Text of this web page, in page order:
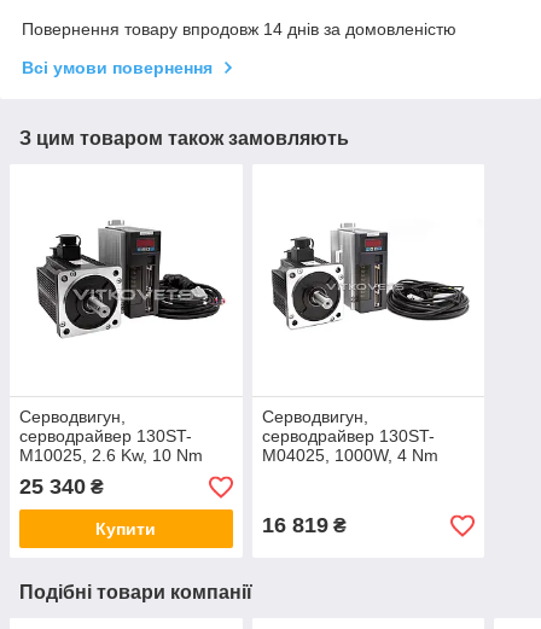
Повернення товару впродовж 14 днів за домовленістю
Всі умови повернення
З цим товаром також замовляють
Серводвигун,
серводрайвер 130ST-
M10025, 2.6 Kw, 10 Nm
25 340 ₴
Купити
Серводвигун,
серводрайвер 130ST-
M04025, 1000W, 4 Nm
16 819₴
Подібні товари компанії